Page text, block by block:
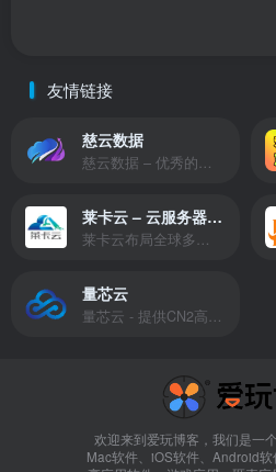
友情链接
慈云数据
慈云数据 – 优秀的云服务器服务商，提供最具有性价比的产品。慈云数据是开发者必不可少的良心云
莱卡云 – 云服务器提供商
莱卡云布局全球多个地理区域。提供服务有：境外云服务器、国内云服务器、独立服务器、服务器托管、CDN、SSL证书、游戏服务器等业务。
量芯云
量芯云 - 提供CN2高速香港美国云服务器&专业高防服务器租用等云服务器供应商
欢迎来到爱玩博客，我们是一
Mac软件、iOS软件、Android